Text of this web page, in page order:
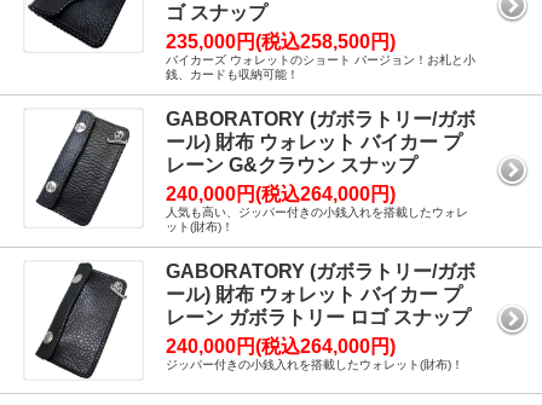
ゴ スナップ
235,000円(税込258,500円)
バイカーズ ウォレットのショート バージョン！お札と小
銭、カードも収納可能！
GABORATORY (ガボラトリー/ガボ
ール) 財布 ウォレット バイカー プ
レーン G&クラウン スナップ
240,000円(税込264,000円)
人気も高い、ジッパー付きの小銭入れを搭載したウォレ
ット(財布)！
GABORATORY (ガボラトリー/ガボ
ール) 財布 ウォレット バイカー プ
レーン ガボラトリー ロゴ スナップ
240,000円(税込264,000円)
ジッパー付きの小銭入れを搭載したウォレット(財布)！